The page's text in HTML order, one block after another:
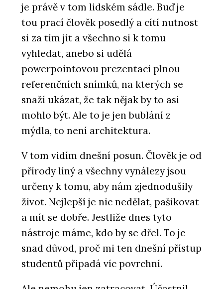
je právě v tom lidském sádle. Buď je
tou prací člověk posedlý a cítí nutnost
si za tím jít a všechno si k tomu
vyhledat, anebo si udělá
powerpointovou prezentaci plnou
referenčních snímků, na kterých se
snaží ukázat, že tak nějak by to asi
mohlo být. Ale to je jen bublání z
mýdla, to není architektura.
V tom vidím dnešní posun. Člověk je od
přírody líný a všechny vynálezy jsou
určeny k tomu, aby nám zjednodušily
život. Nejlepší je nic nedělat, pašíkovat
a mít se dobře. Jestliže dnes tyto
nástroje máme, kdo by se dřel. To je
snad důvod, proč mi ten dnešní přístup
studentů připadá víc povrchní.